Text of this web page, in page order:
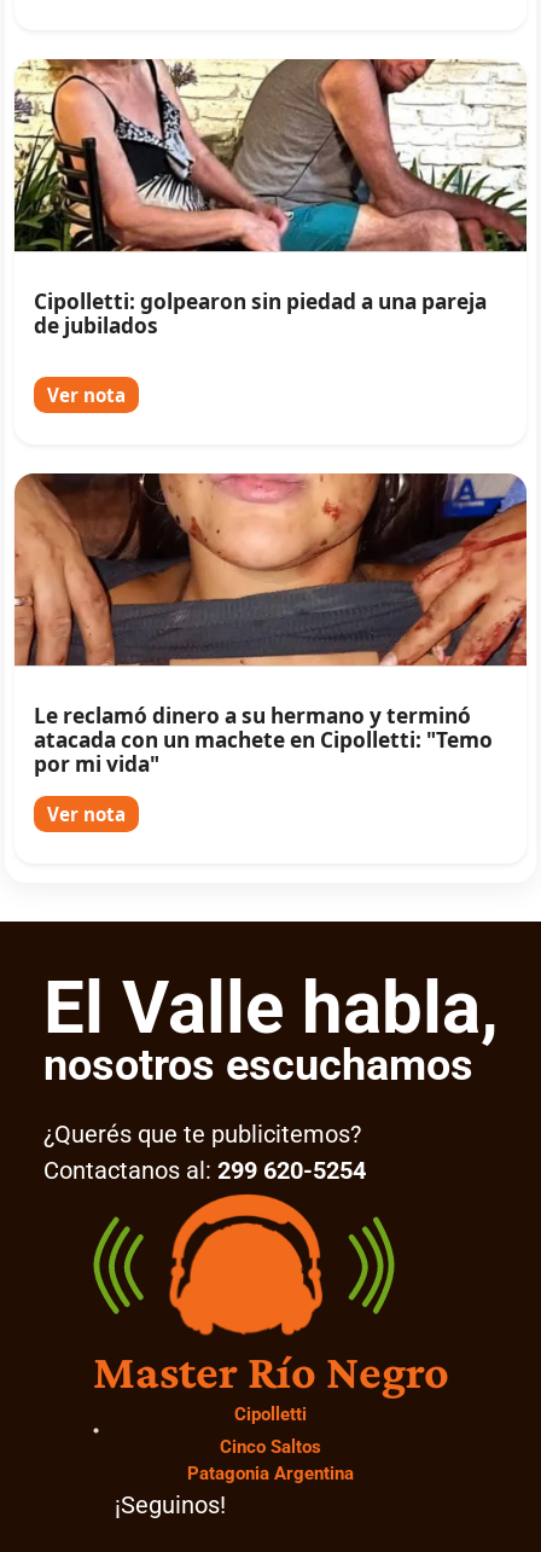
Cipolletti: golpearon sin piedad a una pareja
de jubilados
Ver nota
Le reclamó dinero a su hermano y terminó
atacada con un machete en Cipolletti: "Temo
por mi vida"
Ver nota
El Valle habla,
nosotros escuchamos
¿Querés que te publicitemos?
Contactanos al: 299 620-5254
Master Río Negro
Cipolletti
Cinco Saltos
Patagonia Argentina
¡Seguinos!